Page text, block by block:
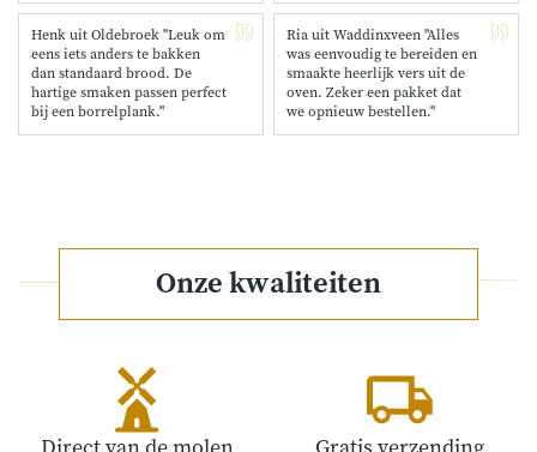
Henk uit Oldebroek "Leuk om
eens iets anders te bakken
dan standaard brood. De
hartige smaken passen perfect
bij een borrelplank."
Ria uit Waddinxveen "Alles
was eenvoudig te bereiden en
smaakte heerlijk vers uit de
oven. Zeker een pakket dat
we opnieuw bestellen."
Onze kwaliteiten